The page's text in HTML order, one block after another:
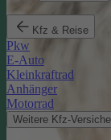
Kfz & Reise
Pkw
E-Auto
Kleinkraftrad
Anhänger
Motorrad
Weitere Kfz-